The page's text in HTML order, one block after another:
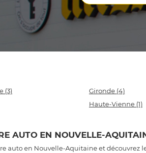
(3)
Gironde (4)
Haute-Vienne (1)
AUTO EN NOUVELLE-
auto en Nouvelle-Aquitaine et découvrez